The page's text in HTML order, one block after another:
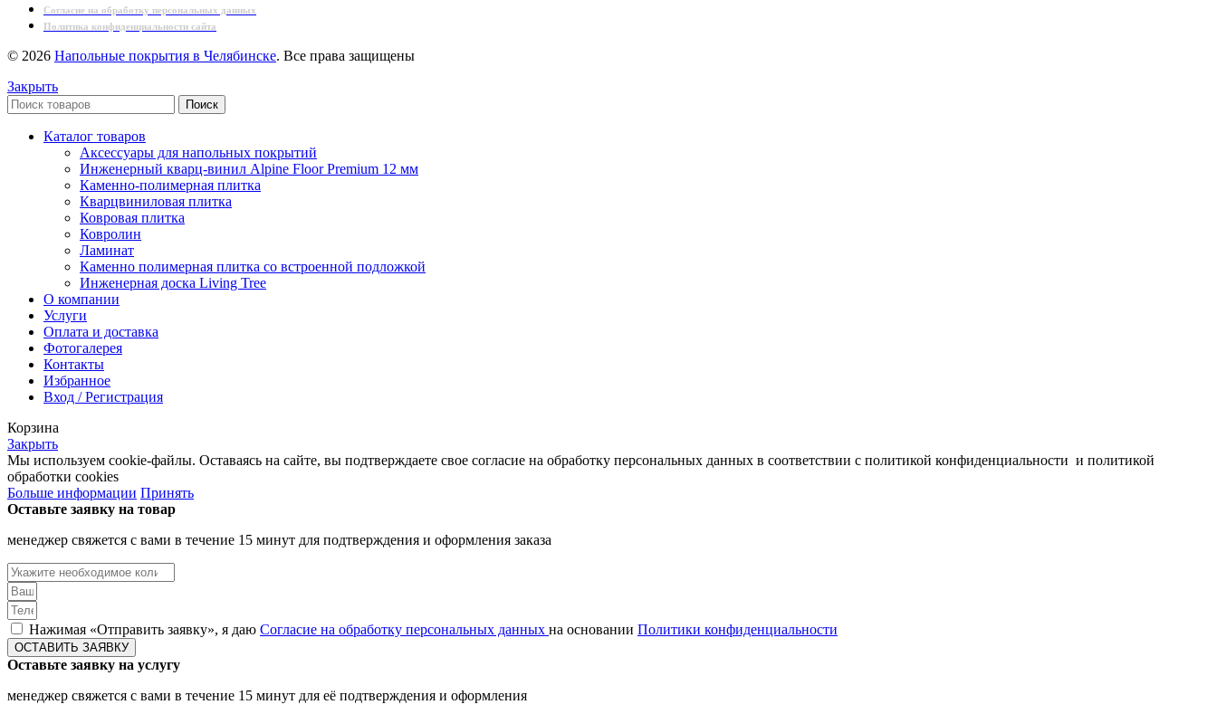
Согласие на обработку персональных данных
Политика конфиденциальности сайта
© 2026 Напольные покрытия в Челябинске. Все права защищены
Закрыть
Поиск
Каталог товаров
Аксессуары для напольных покрытий
Инженерный кварц-винил Alpine Floor Premium 12 мм
Каменно-полимерная плитка
Кварцвиниловая плитка
Ковровая плитка
Ковролин
Ламинат
Каменно полимерная плитка со встроенной подложкой
Инженерная доска Living Tree
О компании
Услуги
Оплата и доставка
Фотогалерея
Контакты
Избранное
Вход / Регистрация
Корзина
Закрыть
Мы используем cookie-файлы. Оставаясь на сайте, вы подтверждаете свое согласие на обработку персональных данных в соответствии с политикой конфиденциальности и политикой
обработки cookies
Больше информации Принять
Оставьте заявку на товар
менеджер свяжется с вами в течение 15 минут для подтверждения и оформления заказа
Нажимая «Отправить заявку», я даю Согласие на обработку персональных данных на основании Политики конфиденциальности
ОСТАВИТЬ ЗАЯВКУ
Оставьте заявку на услугу
менеджер свяжется с вами в течение 15 минут для её подтверждения и оформления